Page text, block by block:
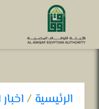
الرئيسية /اخبار